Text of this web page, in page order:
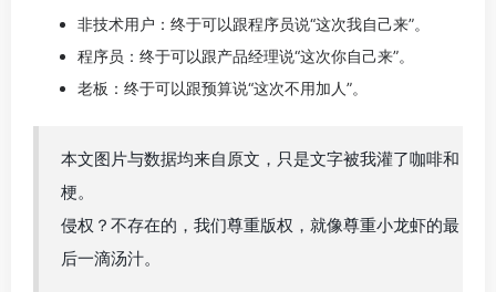
非技术用户：终于可以跟程序员说“这次我自己来”。
程序员：终于可以跟产品经理说“这次你自己来”。
老板：终于可以跟预算说“这次不用加人”。
本文图片与数据均来自原文，只是文字被我灌了咖啡和
梗。
侵权？不存在的，我们尊重版权，就像尊重小龙虾的最
后一滴汤汁。